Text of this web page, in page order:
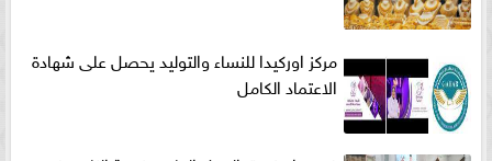
مركز اوركيدا للنساء والتوليد يحصل على شهادة
الاعتماد الكامل